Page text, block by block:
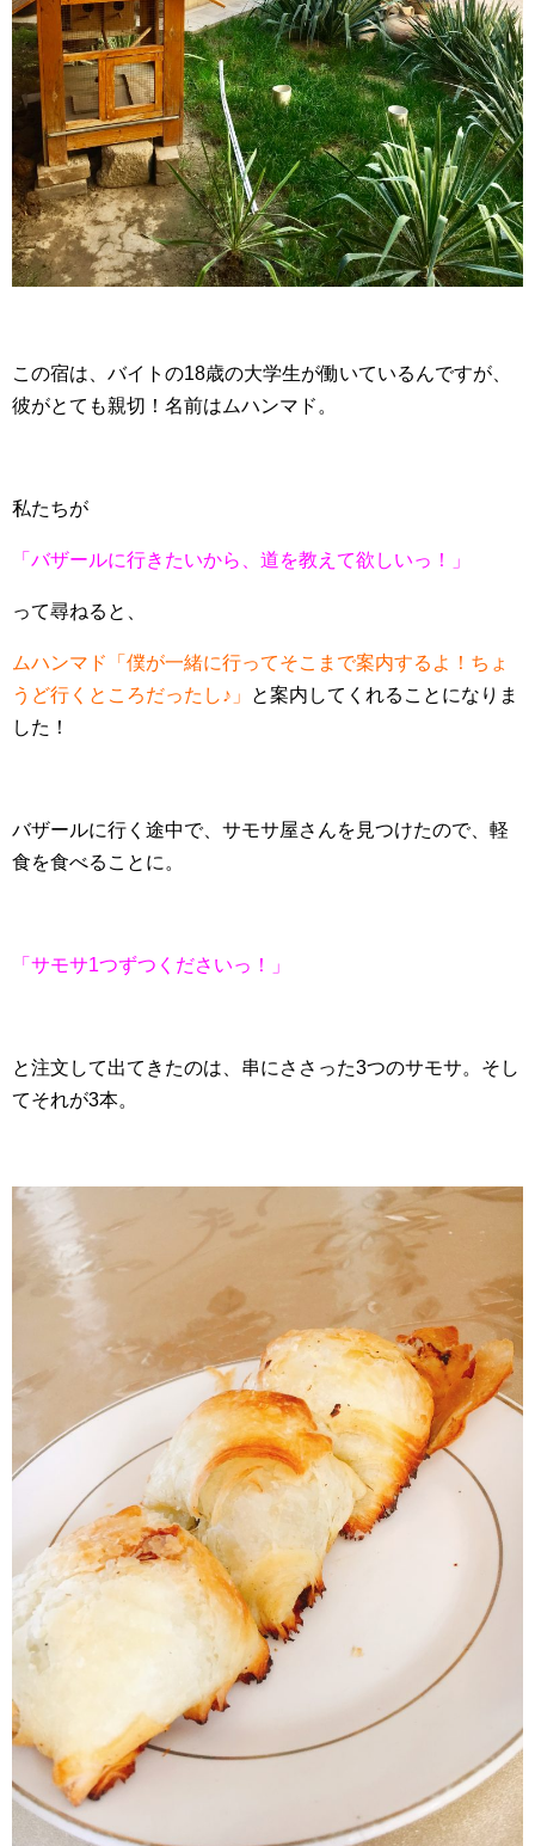
この宿は、バイトの18歳の大学生が働いているんですが、
彼がとても親切！名前はムハンマド。
私たちが
「バザールに行きたいから、道を教えて欲しいっ！」
って尋ねると、
ムハンマド「僕が一緒に行ってそこまで案内するよ！ちょ
うど行くところだったし♪」
と案内してくれることになりま
した！
バザールに行く途中で、サモサ屋さんを見つけたので、軽
食を食べることに。
「サモサ1つずつくださいっ！」
と注文して出てきたのは、串にささった3つのサモサ。そし
てそれが3本。